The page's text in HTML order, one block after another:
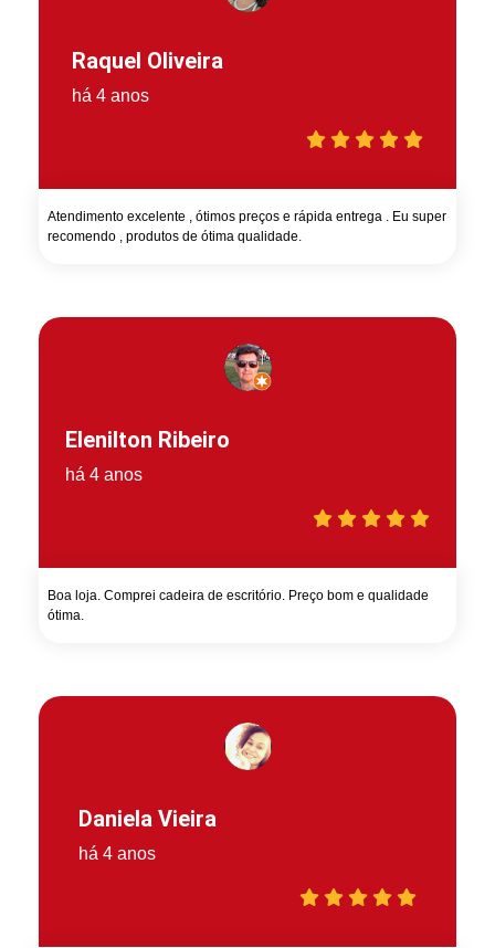
Raquel Oliveira
há 4 anos
Atendimento excelente , ótimos preços e rápida entrega . Eu super
recomendo , produtos de ótima qualidade.
Elenilton Ribeiro
há 4 anos
Boa loja. Comprei cadeira de escritório. Preço bom e qualidade
ótima.
Daniela Vieira
há 4 anos